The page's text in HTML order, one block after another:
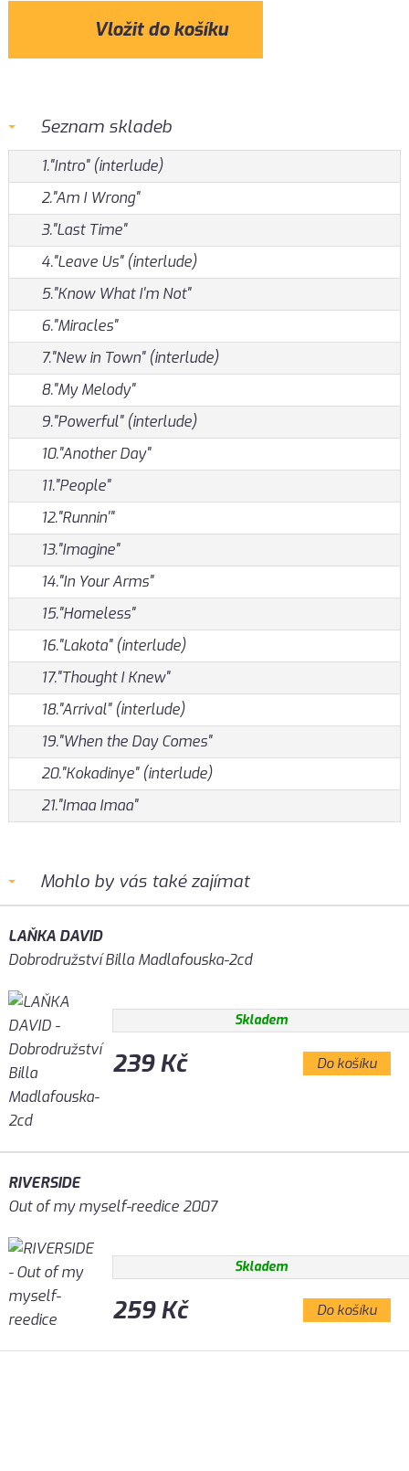
Seznam skladeb
1."Intro" (interlude)
2."Am I Wrong"
3."Last Time"
4."Leave Us" (interlude)
5."Know What I'm Not"
6."Miracles"
7."New in Town" (interlude)
8."My Melody"
9."Powerful" (interlude)
10."Another Day"
11."People"
12."Runnin'"
13."Imagine"
14."In Your Arms"
15."Homeless"
16."Lakota" (interlude)
17."Thought I Knew"
18."Arrival" (interlude)
19."When the Day Comes"
20."Kokadinye" (interlude)
21."Imaa Imaa"
Mohlo by vás také zajímat
LAŇKA DAVID
Dobrodružství Billa Madlafouska-2cd
Skladem
239 Kč Do košíku
RIVERSIDE
Out of my myself-reedice 2007
Skladem
259 Kč Do košíku